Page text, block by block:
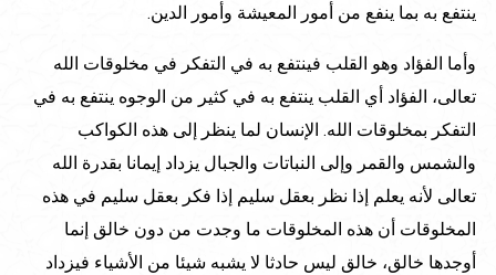
ينتفع به بما ينفع من أمور المعيشة وأمور الدين.
وأما الفؤاد وهو القلب فينتفع به في التفكر في مخلوقات الله
تعالى، الفؤاد أي القلب ينتفع به في كثير من الوجوه ينتفع به في
التفكر بمخلوقات الله. الإنسان لما ينظر إلى هذه الكواكب
والشمس والقمر وإلى النباتات والجبال يزداد إيمانا بقدرة الله
تعالى لأنه يعلم إذا نظر بعقل سليم إذا فكر بعقل سليم في هذه
المخلوقات أن هذه المخلوقات ما وجدت من دون خالق إنما
أوجدها خالق، خالق ليس حادثا لا يشبه شيئا من الأشياء فيزداد